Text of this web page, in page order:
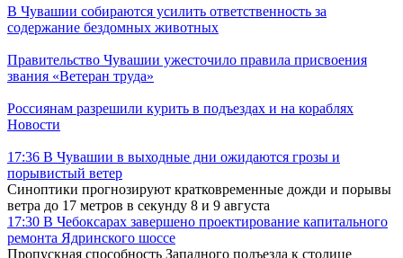
В Чувашии собираются усилить ответственность за
содержание бездомных животных
Правительство Чувашии ужесточило правила присвоения
звания «Ветеран труда»
Россиянам разрешили курить в подъездах и на кораблях
Новости
17:36 В Чувашии в выходные дни ожидаются грозы и
порывистый ветер
Синоптики прогнозируют кратковременные дожди и порывы
ветра до 17 метров в секунду 8 и 9 августа
17:30 В Чебоксарах завершено проектирование капитального
ремонта Ядринского шоссе
Пропускная способность Западного подъезда к столице